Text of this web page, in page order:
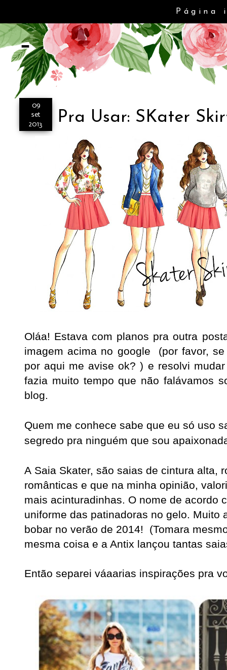
-
09
set
2013
Pra Usar: SKater
Oláa! Estava com planos pra outra
imagem acima no google (por favor,
por aqui me avise ok? ) e resolvi
fazia muito tempo que não falávamos
blog.
Quem me conhece sabe que eu só uso
segredo pra ninguém que sou
A Saia Skater, são saias de cintura alta,
românticas e que na minha opinião,
mais acinturadinhas. O nome de acordo
uniforme das patinadoras no gelo. Muito
bobar no verão de 2014! (Tomara
mesma coisa e a Antix lançou tantas
Então separei váaarias inspirações pra